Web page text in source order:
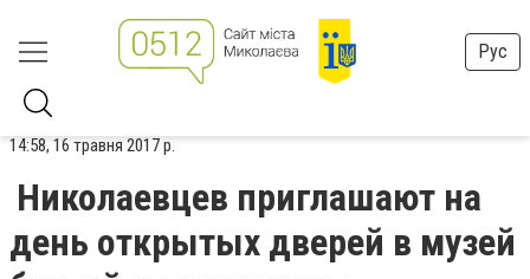
Рус
14:58, 16 травня 2017 р.
Николаевцев приглашают на
день открытых дверей в музей